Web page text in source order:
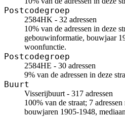
Postcodegroep
2584HK - 32 adressen
10% van de adressen in deze
gebouwinformatie, bouwjaar
woonfunctie.
Postcodegroep
2584HE - 30 adressen
9% van de adressen in deze
Buurt
Visserijbuurt - 317 adressen
100% van de straat; 7
bouwjaren 1905-1948,